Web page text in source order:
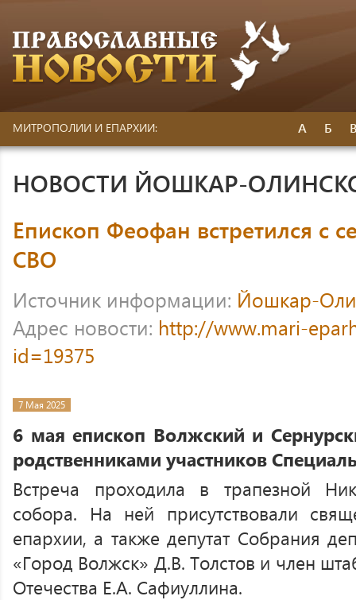
МИТРОПОЛИИ И ЕПАРХИИ: А Б
НОВОСТИ ЙОШКАР-
Епископ Феофан встретился с
СВО
Источник информации: Йошкар-
Адрес новости: http://www.mari-
id=19375
7 Мая 2025
6 мая епископ Волжский и
родственниками участников
Встреча проходила в трапезной
собора. На ней присутствовали
епархии, а также депутат Собрания
«Город Волжск» Д.В. Толстов и член
Отечества Е.А. Сафиуллина.